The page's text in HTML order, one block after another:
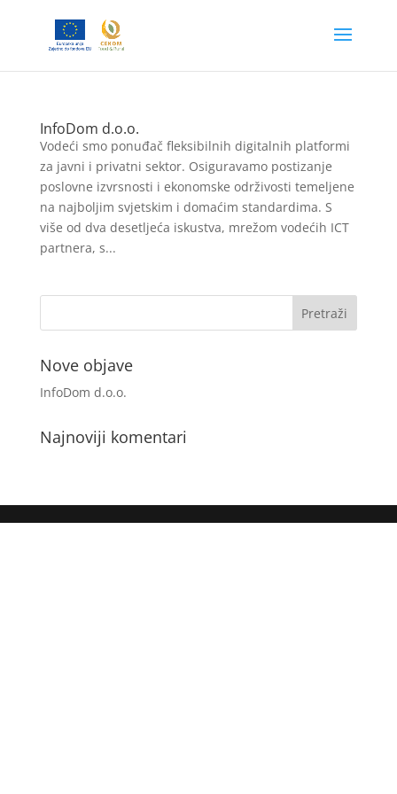
InfoDom d.o.o.
Vodeći smo ponuđač fleksibilnih digitalnih platformi
za javni i privatni sektor. Osiguravamo postizanje
poslovne izvrsnosti i ekonomske održivosti temeljene
na najboljim svjetskim i domaćim standardima. S
više od dva desetljeća iskustva, mrežom vodećih ICT
partnera, s...
Nove objave
InfoDom d.o.o.
Najnoviji komentari